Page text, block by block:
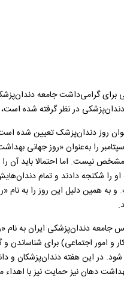
در نظر گرفته شده
روز دندان‌پزشک تعیین شده
را به‌عنوان «روز جهانی
شکنجه دادند و تمام
سال‌روز تأسیس جامعه
و امور اجتماعی) برای
در این هفته دندان‌پزشکان
دهان نیز حمایت نیز با